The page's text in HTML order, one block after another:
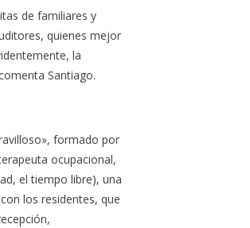
de familiares y
quienes mejor
la
Santiago.
formado por
ocupacional,
el tiempo libre), una
los residentes, que